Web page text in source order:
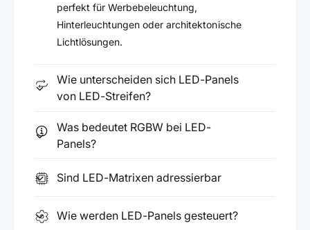
perfekt für Werbebeleuchtung,
Hinterleuchtungen oder architektonische
Lichtlösungen.
Wie unterscheiden sich LED-Panels
von LED-Streifen?
Was bedeutet RGBW bei LED-
Panels?
Sind LED-Matrixen adressierbar
Wie werden LED-Panels gesteuert?